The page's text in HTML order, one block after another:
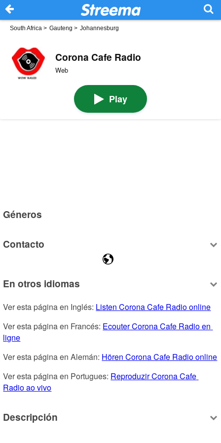
South Africa > Gauteng > Johannesburg
Corona Cafe Radio
Web
Play
Géneros
Contacto
En otros idiomas
Ver esta página en Inglés: Listen Corona Cafe Radio online
Ver esta página en Francés: Ecouter Corona Cafe Radio en
ligne
Ver esta página en Alemán: Hören Corona Cafe Radio online
Ver esta página en Portugues: Reproduzir Corona Cafe
Radio ao vivo
Descripción